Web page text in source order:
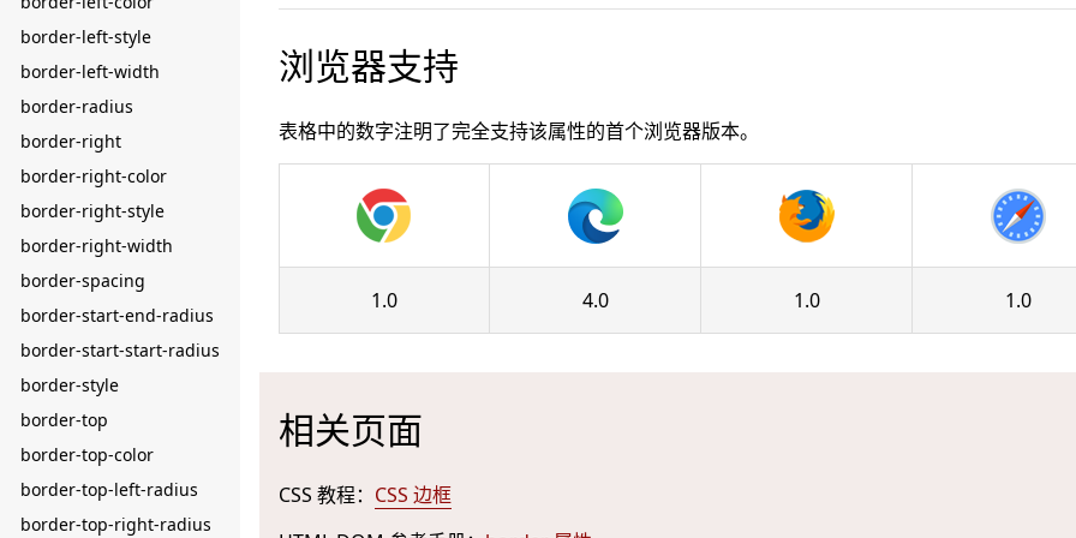
border-left-style
border-left-width
border-radius
border-right
border-right-color
border-right-style
border-right-width
border-spacing
border-start-end-radius
border-start-start-radius
border-style
border-top
border-top-color
border-top-left-radius
border-top-right-radius
浏览器支持
表格中的数字注明了完全支持该属性的首个浏览器版本。
1.0 4.0 1.0 1.0
相关页面
CSS 教程： CSS 边框